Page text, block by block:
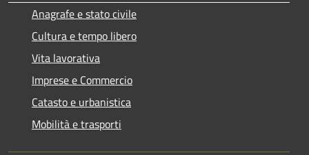
Anagrafe e stato civile
Cultura e tempo libero
Vita lavorativa
Imprese e Commercio
Catasto e urbanistica
Mobilità e trasporti